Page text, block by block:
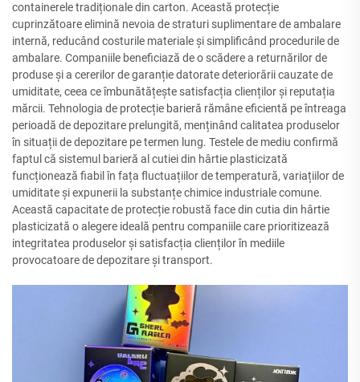
containerele tradiționale din carton. Această protecție
cuprinzătoare elimină nevoia de straturi suplimentare de ambalare
internă, reducând costurile materiale și simplificând procedurile de
ambalare. Companiile beneficiază de o scădere a returnărilor de
produse și a cererilor de garanție datorate deteriorării cauzate de
umiditate, ceea ce îmbunătățește satisfacția clienților și reputația
mărcii. Tehnologia de protecție barieră rămâne eficientă pe întreaga
perioadă de depozitare prelungită, menținând calitatea produselor
în situații de depozitare pe termen lung. Testele de mediu confirmă
faptul că sistemul barieră al cutiei din hârtie plasticizată
funcționează fiabil în fața fluctuațiilor de temperatură, variațiilor de
umiditate și expunerii la substanțe chimice industriale comune.
Această capacitate de protecție robustă face din cutia din hârtie
plasticizată o alegere ideală pentru companiile care prioritizează
integritatea produselor și satisfacția clienților în mediile
provocatoare de depozitare și transport.